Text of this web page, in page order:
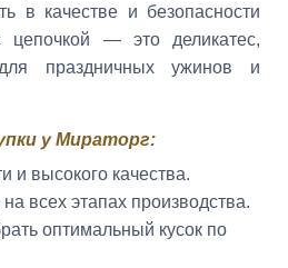
в качестве и безопасности
цепочкой — это деликатес,
праздничных ужинов и
у Мираторг:
и высокого качества.
всех этапах производства.
оптимальный кусок по